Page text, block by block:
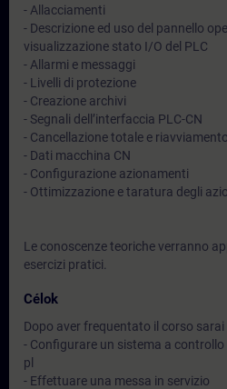
- Allacciamenti
- Descrizione ed uso del pannello
visualizzazione stato I/O del PLC
- Allarmi e messaggi
- Livelli di protezione
- Creazione archivi
- Segnali dell’interfaccia PLC-CN
- Cancellazione totale e
- Dati macchina CN
- Configurazione azionamenti
- Ottimizzazione e taratura degli
Le conoscenze teoriche verranno
esercizi pratici.
Célok
Dopo aver frequentato il corso sarai
- Configurare un sistema a controllo
pl
- Effettuare una messa in servizio